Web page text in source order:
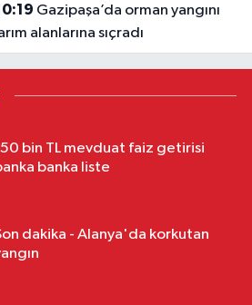
alanlarına sıçradı
bin TL mevduat faiz getirisi
banka liste
dakika - Alanya'da korkutan